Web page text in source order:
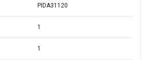
PIDA31120
1
1